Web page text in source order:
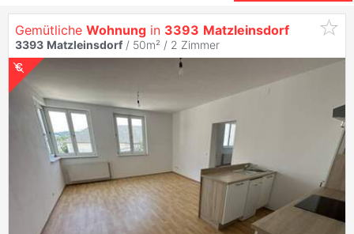
Gemütliche Wohnung in 3393 Matzleinsdorf
3393 Matzleinsdorf / 50m² / 2 Zimmer